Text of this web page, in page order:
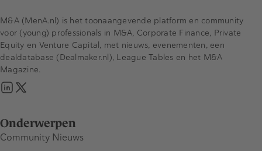
Onderwerpen
Community Nieuws
M&A (MenA.nl) is het toonaangevende platform en community
voor (young) professionals in M&A, Corporate Finance, Private
Equity en Venture Capital, met nieuws, evenementen, een
dealdatabase (Dealmaker.nl), League Tables en het M&A
Magazine.